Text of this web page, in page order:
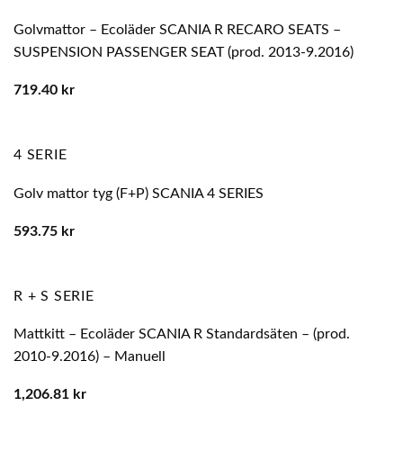
Golvmattor – Ecoläder SCANIA R RECARO SEATS –
SUSPENSION PASSENGER SEAT (prod. 2013-9.2016)
719.40 kr
4 SERIE
Golv mattor tyg (F+P) SCANIA 4 SERIES
593.75 kr
R + S SERIE
Mattkitt – Ecoläder SCANIA R Standardsäten – (prod.
2010-9.2016) – Manuell
1,206.81 kr